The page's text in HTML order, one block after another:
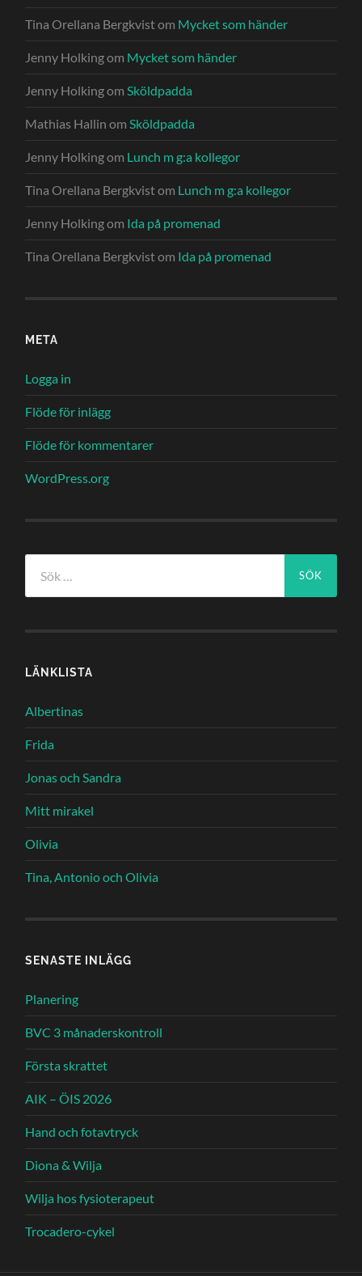
Tina Orellana Bergkvistom Mycket som händer
Jenny Holkingom Mycket som händer
Jenny HolkingomSköldpadda
Mathias Hallin omSköldpadda
Jenny Holkingom Lunch m g:a kollegor
Tina Orellana Bergkvistom Lunch m g:a kollegor
Jenny Holkingom Ida på promenad
Tina Orellana Bergkvistom Ida på promenad
META
Logga in
Flöde för inlägg
Flöde för kommentarer
WordPress.org
efter:
LÄNKLISTA
Albertinas
Frida
Jonas och Sandra
Mitt mirakel
Olivia
Tina, Antonio och Olivia
SENASTE INLÄGG
Planering
BVC 3 månaderskontroll
Första skrattet
AIK – ÖIS 2026
Hand och fotavtryck
Diona & Wilja
Wilja hos fysioterapeut
Trocadero-cykel